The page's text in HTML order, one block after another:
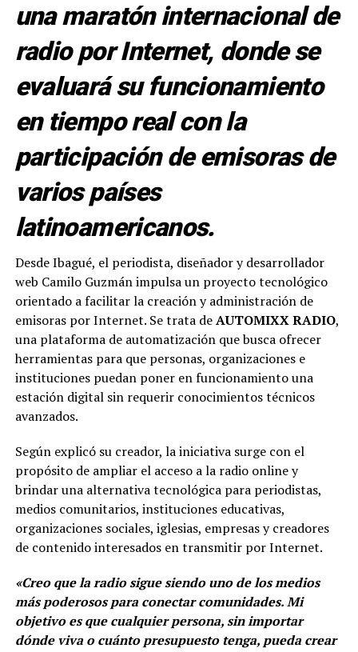
una maratón internacional de
radio por Internet, donde se
evaluará su funcionamiento
en tiempo real con la
participación de emisoras de
varios países
latinoamericanos.
Desde Ibagué, el periodista, diseñador y desarrollador
web Camilo Guzmán impulsa un proyecto tecnológico
orientado a facilitar la creación y administración de
emisoras por Internet. Se trata deAUTOMIXX RADIO,
una plataforma de automatización que busca ofrecer
herramientas para que personas, organizaciones e
instituciones puedan poner en funcionamiento una
estación digital sin requerir conocimientos técnicos
avanzados.
Según explicó su creador, la iniciativa surge con el
propósito de ampliar el acceso a la radio online y
brindar una alternativa tecnológica para periodistas,
medios comunitarios, instituciones educativas,
organizaciones sociales, iglesias, empresas y creadores
de contenido interesados en transmitir por Internet.
«Creo que la radio sigue siendo uno de los medios
más poderosos para conectar comunidades. Mi
objetivo es que cualquier persona, sin importar
dónde viva o cuánto presupuesto tenga, pueda crear